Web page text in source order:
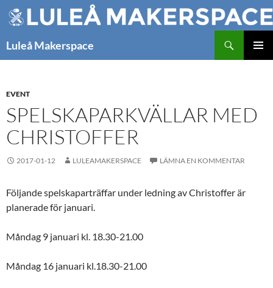
Hoppa
till
Luleå Makerspace
EVENT
SPELSKAPARKVÄLLAR MED
CHRISTOFFER
2017-01-12 LULEAMAKERSPACE LÄMNA EN KOMMENTAR
Följande spelskaparträffar under ledning av Christoffer är
planerade för januari.
Måndag 9 januari kl. 18.30-21.00
Måndag 16 januari kl.18.30-21.00